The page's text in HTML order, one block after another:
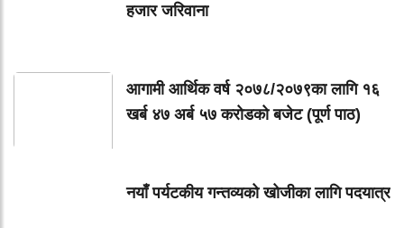
हजार जरिवाना
आगामी आर्थिक वर्ष २०७८/२०७९का लागि १६
खर्ब ४७ अर्ब ५७ करोडको बजेट (पूर्ण पाठ)
नयाँ पर्यटकीय गन्तव्यको खोजीका लागि पदयात्र